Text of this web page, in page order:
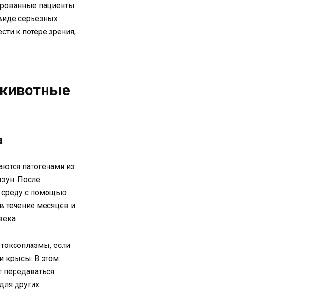
пациенты
серьезных
к потере зрения,
патогенами из
После
с помощью
течение месяцев и
если
крысы. В этом
передаваться
других